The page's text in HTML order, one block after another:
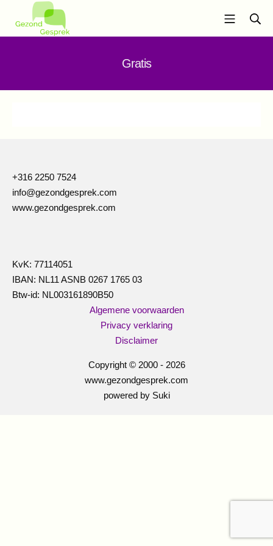
naar
de
Mobiel
Gratis
+316 2250 7524
info@gezondgesprek.com
www.gezondgesprek.com
KvK: 77114051
IBAN: NL11 ASNB 0267 1765 03
Btw-id: NL003161890B50
Algemene voorwaarden
Privacy verklaring
Disclaimer
Copyright © 2000 - 2026
www.gezondgesprek.com
powered by Suki